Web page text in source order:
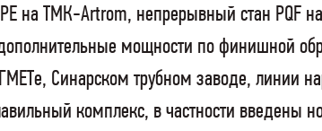
на ТМК-Artrom, непрерывный стан PQF
мощности по финишной
Синарском трубном заводе, линии
комплекс, в частности введены